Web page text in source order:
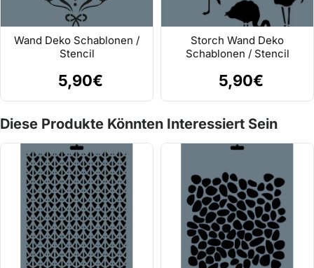
Wand Deko Schablonen /
Stencil
5,90€
Storch Wand Deko
Schablonen / Stencil
5,90€
Diese Produkte Könnten Interessiert Sein